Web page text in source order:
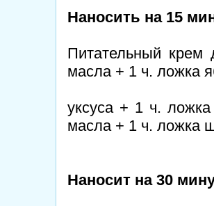
Наносить на 15
Питательный крем
масла + 1 ч. ложка
уксуса + 1 ч.
масла + 1 ч. ложка
Наносит на 30